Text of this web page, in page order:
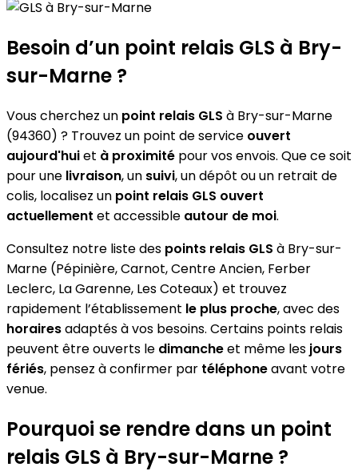
Besoin d’un point relais GLS à Bry-
sur-Marne ?
Vous cherchez un point relais GLS à Bry-sur-Marne
(94360) ? Trouvez un point de service ouvert
aujourd'huiet à proximité pour vos envois. Que ce soit
pour une livraison, un suivi, un dépôt ou un retrait de
colis, localisez un point relais GLS ouvert
actuellement et accessible autour de moi.
Consultez notre liste des points relais GLS à Bry-sur-
Marne (Pépinière, Carnot, Centre Ancien, Ferber
Leclerc, La Garenne, Les Coteaux) et trouvez
rapidement l’établissement le plus proche, avec des
horairesadaptés à vos besoins. Certains points relais
peuvent être ouverts le dimancheet même les jours
fériés, pensez à confirmer par téléphoneavant votre
venue.
Pourquoi se rendre dans un point
relais GLS à Bry-sur-Marne ?